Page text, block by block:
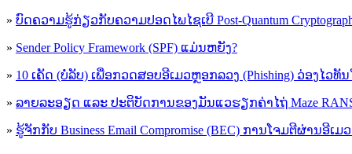
» ບົດຄວາມຮູ້ກ່ຽວກັບຄວາມປອດໄພໄຊເບີ Post-Quantum
» Sender Policy Framework (SPF) ແມ່ນຫຍັງ?
» 10 ເຄັດ (ບໍ່ລັບ) ເພື່ອກວດສອບອີເມວຫຼອກລວງ (Phishing) ວ່ອງໄວທັ
» ລາຍລະອຽດ ແລະ ປະຕິບັດການຂອງມັນແວຮຽກຄ່າໄຖ່ Maze
» ຮູ້​ຈັກກັບ​ Business Email Compromise (BEC) ການ​ໂຈມ​ຕີ​ຜ່ານ​ອີ​ເ